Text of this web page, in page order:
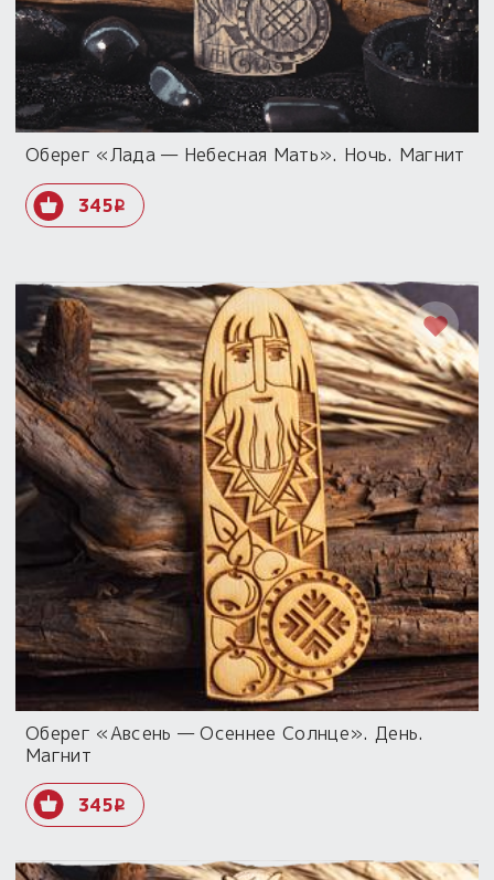
Оберег «Лада — Небесная Мать». Ночь. Магнит
345i
Оберег «Авсень — Осеннее Солнце». День.
Магнит
345i